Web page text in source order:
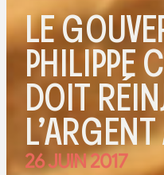
LE
PHILIPPE
DOIT
26 JUIN 2017